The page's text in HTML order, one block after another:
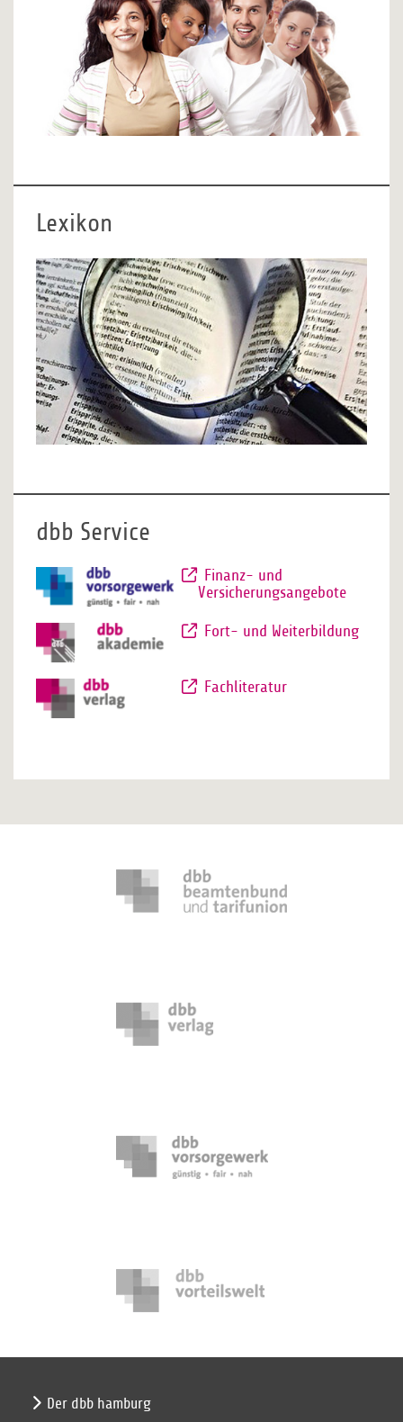
Lexikon
dbb Service
Finanz- und
Versicherungsangebote
Fort- und Weiterbildung
Fachliteratur
Der dbb hamburg